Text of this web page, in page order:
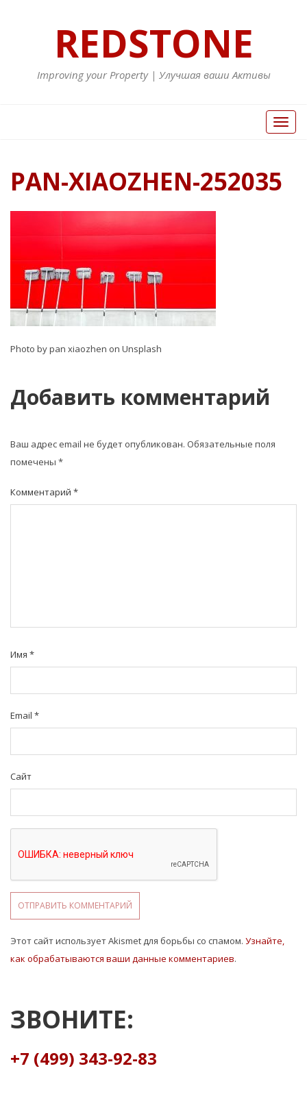
REDSTONE
Improving your Property | Улучшая ваши Активы
Вкл/
Выкл
PAN-XIAOZHEN-252035
Photo by pan xiaozhen on Unsplash
Добавить комментарий
Ваш адрес email не будет опубликован. Обязательные поля
помечены *
Комментарий *
Имя *
Email *
Сайт
Этот сайт использует Akismet для борьбы со спамом. Узнайте,
как обрабатываются ваши данные комментариев.
ЗВОНИТЕ:
+7 (499) 343-92-83